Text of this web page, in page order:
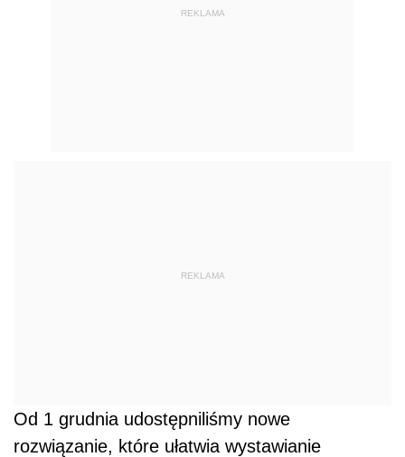
REKLAMA
REKLAMA
Od 1 grudnia udostępniliśmy nowe
rozwiązanie, które ułatwia wystawianie